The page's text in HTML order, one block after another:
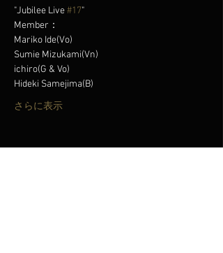
"Jubilee Live #17"
Member：
Mariko Ide(Vo)
Sumie Mizukami(Vn)
ichiro(G & Vo)
Hideki Samejima(B)
さらに表示